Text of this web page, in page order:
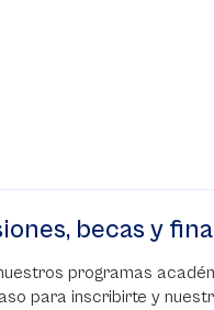
becas y
programas
para inscribirte y